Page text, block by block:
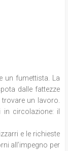
un fumettista. La
dalle fattezze
un lavoro.
circolazione: il
e le richieste
all’impegno per